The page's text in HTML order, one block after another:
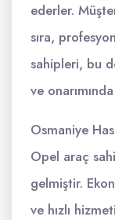
ederler.
sıra,
sahipleri, bu
ve
Osmaniye
Opel araç
gelmiştir.
ve hızlı